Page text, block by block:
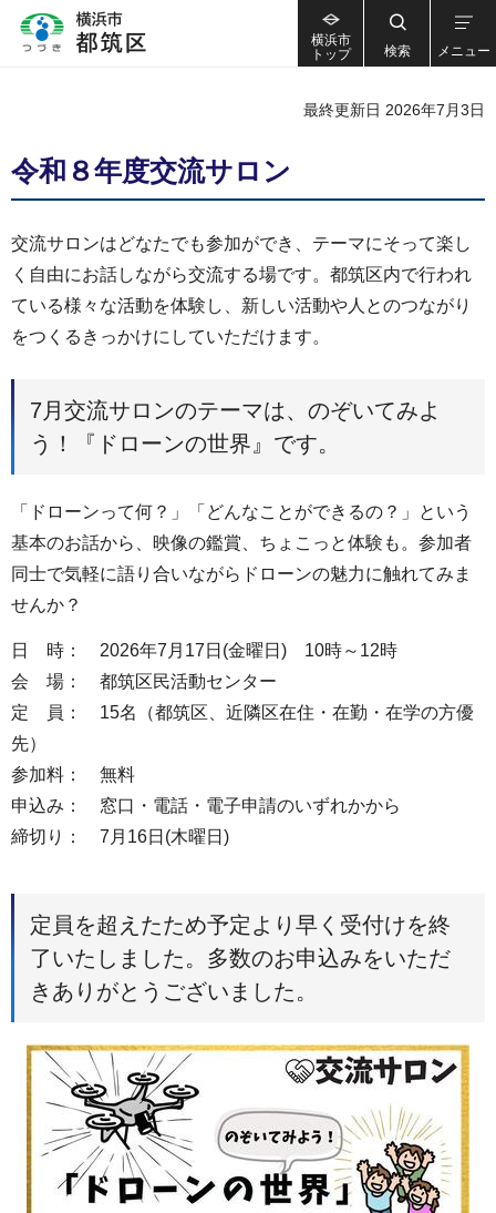
横浜市
トップ
検索 メニュー
最終更新日 2026年7月3日
令和８年度交流サロン
交流サロンはどなたでも参加ができ、テーマにそって楽し
く自由にお話しながら交流する場です。都筑区内で行われ
ている様々な活動を体験し、新しい活動や人とのつながり
をつくるきっかけにしていただけます。
7月交流サロンのテーマは、のぞいてみよ
う！『ドローンの世界』です。
「ドローンって何？」「どんなことができるの？」という
基本のお話から、映像の鑑賞、ちょこっと体験も。参加者
同士で気軽に語り合いながらドローンの魅力に触れてみま
せんか？
日 時： 2026年7月17日(金曜日) 10時～12時
会 場： 都筑区民活動センター
定 員： 15名（都筑区、近隣区在住・在勤・在学の方優
先）
参加料： 無料
申込み： 窓口・電話・電子申請のいずれかから
締切り： 7月16日(木曜日)
定員を超えたため予定より早く受付けを終
了いたしました。多数のお申込みをいただ
きありがとうございました。